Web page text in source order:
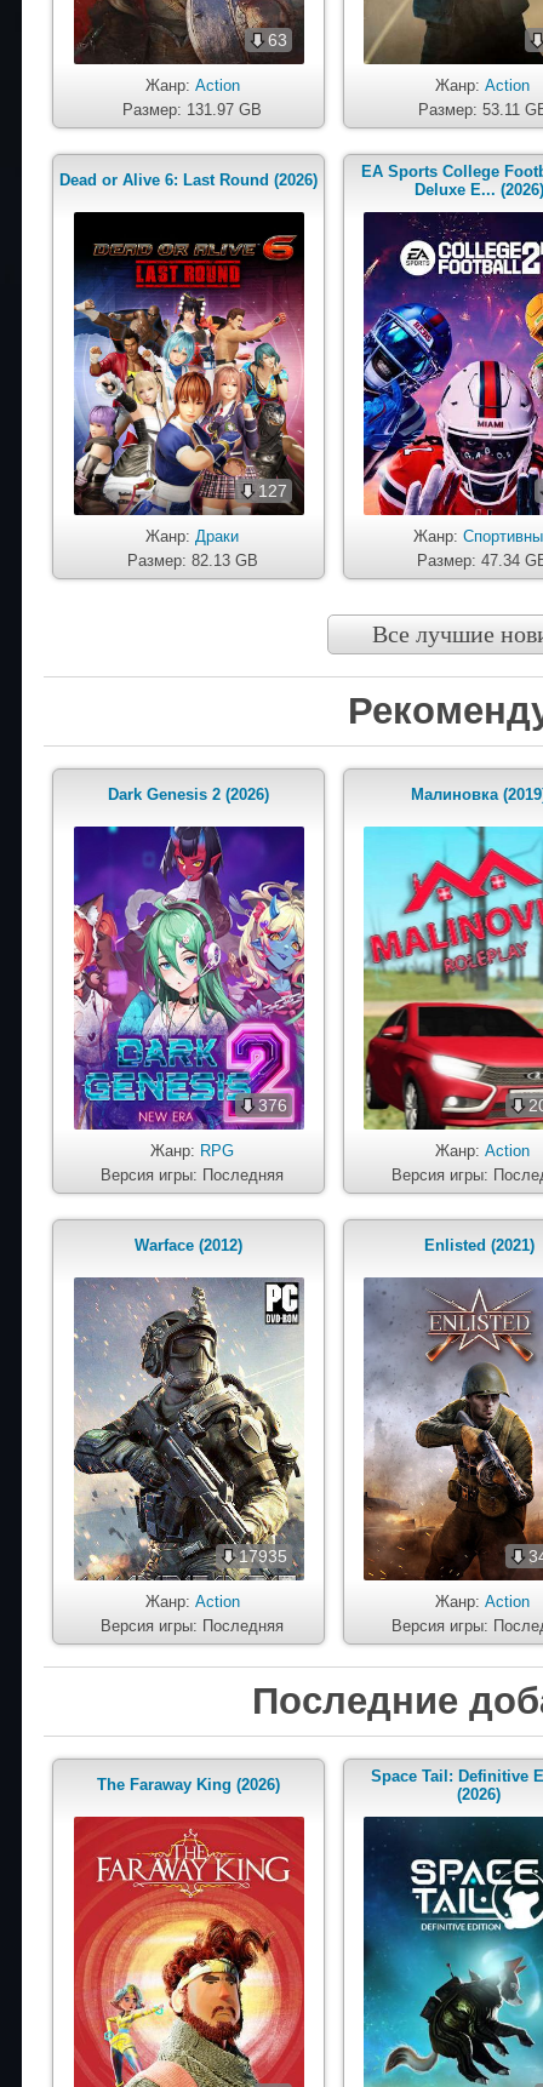
63
Жанр: Action
Размер: 131.97 GB
Жанр:Action
Размер: 53.11
Dead or Alive 6: Last Round (2026)
127
Жанр:Драки
Размер: 82.13 GB
EA Sports College
Deluxe E... (2026)
Жанр:
Размер: 47.34
Все лучшие
Dark Genesis 2 (2026)
376
Жанр: RPG
Версия игры: Последняя
Малиновка
Жанр:Action
Версия игры:
Warface (2012)
17935
Жанр: Action
Версия игры: Последняя
Enlisted (2021)
Жанр:Action
Версия игры:
Последние
The Faraway King (2026)
Space Tail: Definitive
(2026)